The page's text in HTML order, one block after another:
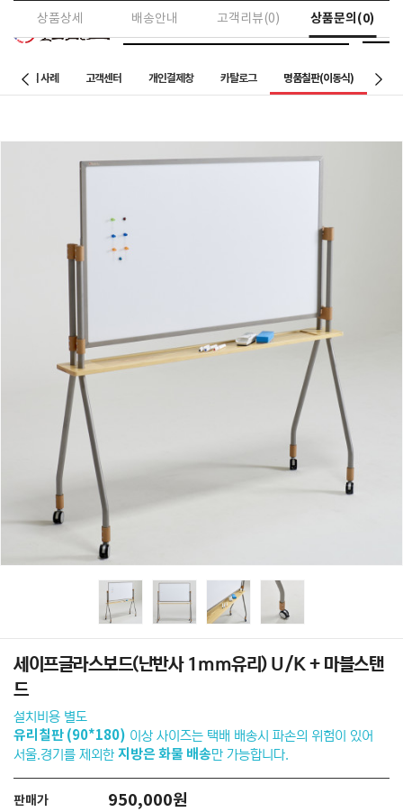
칠판설치 사례 고객센터 개인결제창 카탈로그 명품칠판(이동식)
세이프글라스보드(난반사 1mm유리) U/K + 마블스탠
드
설치비용 별도
유리칠판 (90*180) 이상 사이즈는 택배 배송시 파손의 위험이 있어
서울.경기를 제외한 지방은 화물 배송만 가능합니다.
판매가 950,000원
상품상세 배송안내 고객리뷰(0) 상품문의(0)